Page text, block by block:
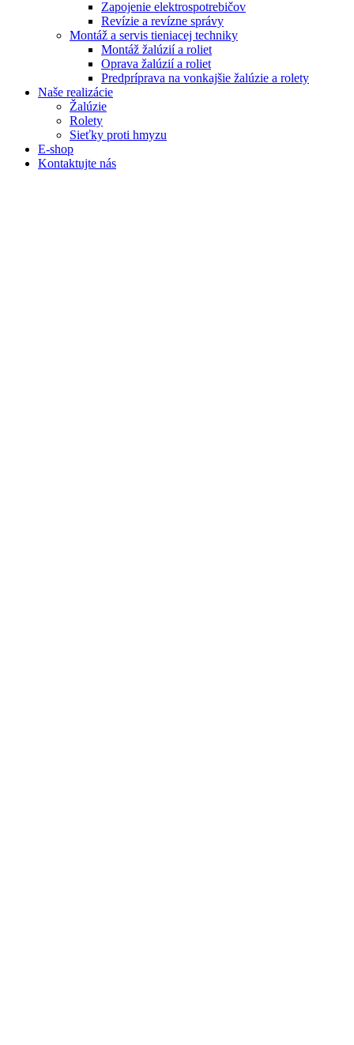
Zapojenie elektrospotrebičov
Revízie a revízne správy
Montáž a servis tieniacej techniky
Montáž žalúzií a roliet
Oprava žalúzií a roliet
Predpríprava na vonkajšie žalúzie a rolety
Naše realizácie
Žalúzie
Rolety
Sieťky proti hmyzu
E-shop
Kontaktujte nás